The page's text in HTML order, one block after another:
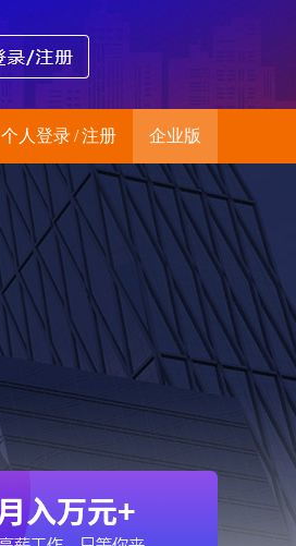
个人登录/注册 企业版